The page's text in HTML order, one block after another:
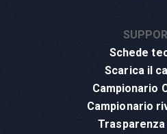
Schede
Scarica il
Campionario
Campionario
Trasparenza